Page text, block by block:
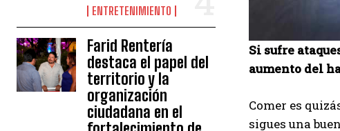
ENTRETENIMIENTO
Farid Rentería
destaca el papel del
territorio y la
organización
ciudadana en el
Si sufre
aumento del
Comer es
sigues una